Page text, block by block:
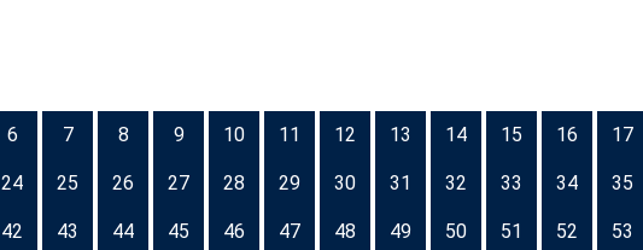
6 7 8 9 10 11 12 13 14 15 16 17
24 25 26 27 28 29 30 31 32 33 34 35
42 43 44 45 46 47 48 49 50 51 52 53